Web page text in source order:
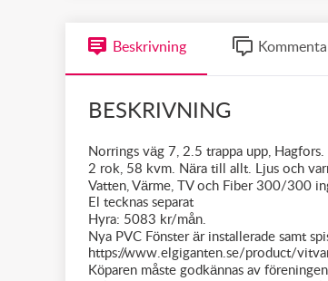
Beskrivning
BESKRIVNING
Norrings väg 7, 2.5 trappa upp, Hagfors.
2 rok, 58 kvm. Nära till allt. Ljus och
Vatten, Värme, TV och Fiber 300/300
El tecknas separat
Hyra: 5083 kr/mån.
Nya PVC Fönster är installerade samt
https://www.elgiganten.se/product/
Köparen måste godkännas av